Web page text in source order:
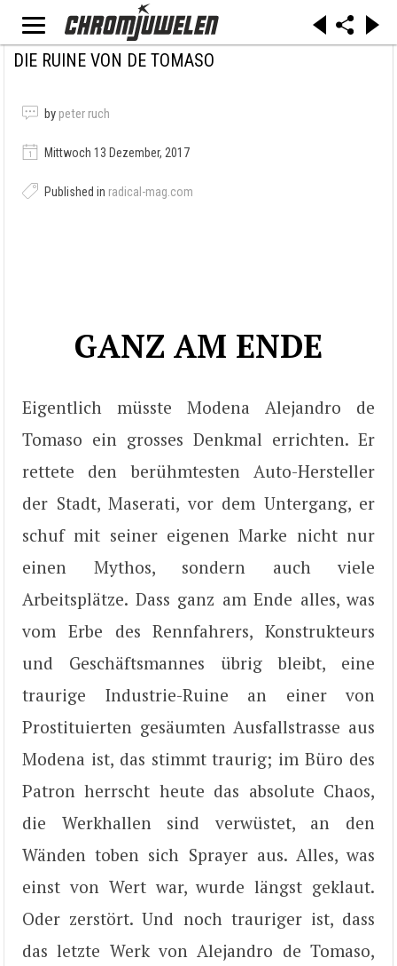
DIE RUINE VON DE TOMASO
by peter ruch
Mittwoch 13 Dezember, 2017
Published in radical-mag.com
GANZ AM ENDE
Eigentlich müsste Modena Alejandro de
Tomaso ein grosses Denkmal errichten. Er
rettete den berühmtesten Auto-Hersteller
der Stadt, Maserati, vor dem Untergang, er
schuf mit seiner eigenen Marke nicht nur
einen Mythos, sondern auch viele
Arbeitsplätze. Dass ganz am Ende alles, was
vom Erbe des Rennfahrers, Konstrukteurs
und Geschäftsmannes übrig bleibt, eine
traurige Industrie-Ruine an einer von
Prostituierten gesäumten Ausfallstrasse aus
Modena ist, das stimmt traurig; im Büro des
Patron herrscht heute das absolute Chaos,
die Werkhallen sind verwüstet, an den
Wänden toben sich Sprayer aus. Alles, was
einst von Wert war, wurde längst geklaut.
Oder zerstört. Und noch trauriger ist, dass
das letzte Werk von Alejandro de Tomaso,